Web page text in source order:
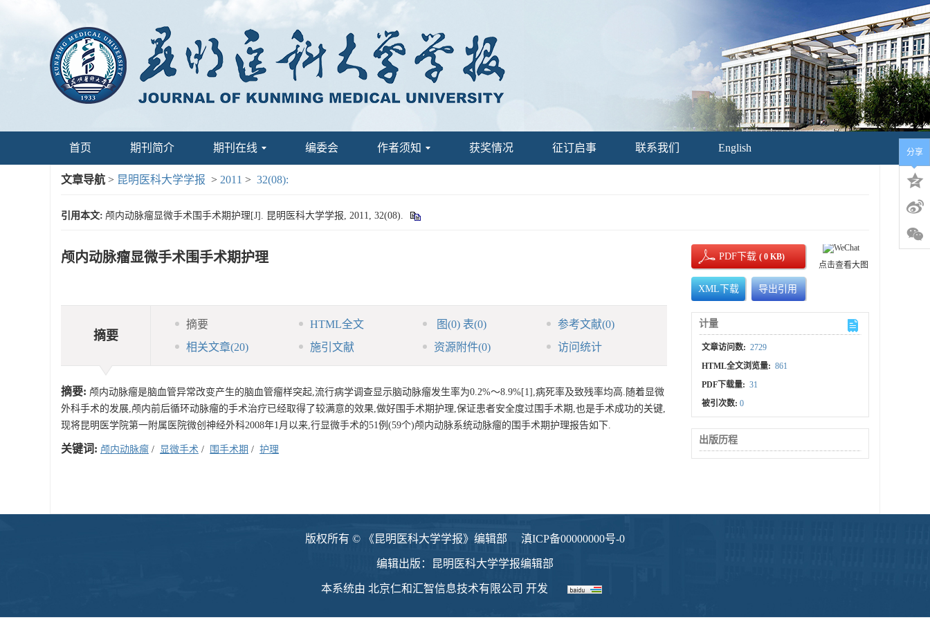
首页 期刊简介 期刊在线 编委会 作者须知 获奖情况 征订启事 联系我们 English
文章导航 > 昆明医科大学学报 > 2011 > 32(08):
引用本文: 颅内动脉瘤显微手术围手术期护理[J]. 昆明医科大学学报, 2011, 32(08).
颅内动脉瘤显微手术围手术期护理
摘要
摘要 HTML全文 图(0) 表(0) 参考文献(0)
相关文章(20) 施引文献 资源附件(0) 访问统计
摘要: 颅内动脉瘤是脑血管异常改变产生的脑血管瘤样突起,流行病学调查显示脑动脉瘤发生率为0.2%～8.9%[1],病死率及致残率均高.随着显微
外科手术的发展,颅内前后循环动脉瘤的手术治疗已经取得了较满意的效果,做好围手术期护理,保证患者安全度过围手术期,也是手术成功的关键,
现将昆明医学院第一附属医院微创神经外科2008年1月以来,行显微手术的51例(59个)颅内动脉系统动脉瘤的围手术期护理报告如下.
关键词: 颅内动脉瘤 / 显微手术 / 围手术期 / 护理
PDF下载( 0 KB)
XML下载 导出引用
点击查看大图
计量
文章访问数: 2729
HTML全文浏览量: 861
PDF下载量: 31
被引次数:0
出版历程
分享
版权所有 © 《昆明医科大学学报》编辑部 滇ICP备00000000号-0
编辑出版：昆明医科大学学报编辑部
本系统由 北京仁和汇智信息技术有限公司 开发